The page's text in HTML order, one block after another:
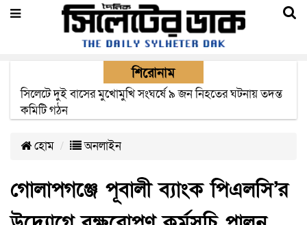
শিরোনাম
সিলেটে সড়ক দুর্ঘটনায় নিহতদের পরিবার পাচ্ছে ৫ লাখ টাকা করে
সরকারি অনুদান
হোম অনলাইন
গোলাপগঞ্জে পূবালী ব্যাংক পিএলসি’র